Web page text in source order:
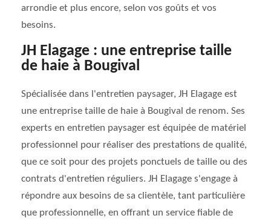
arrondie et plus encore, selon vos goûts et vos
besoins.
JH Elagage : une entreprise taille
de haie à Bougival
Spécialisée dans l'entretien paysager, JH Elagage est
une entreprise taille de haie à Bougival de renom. Ses
experts en entretien paysager est équipée de matériel
professionnel pour réaliser des prestations de qualité,
que ce soit pour des projets ponctuels de taille ou des
contrats d'entretien réguliers. JH Elagage s'engage à
répondre aux besoins de sa clientèle, tant particulière
que professionnelle, en offrant un service fiable de